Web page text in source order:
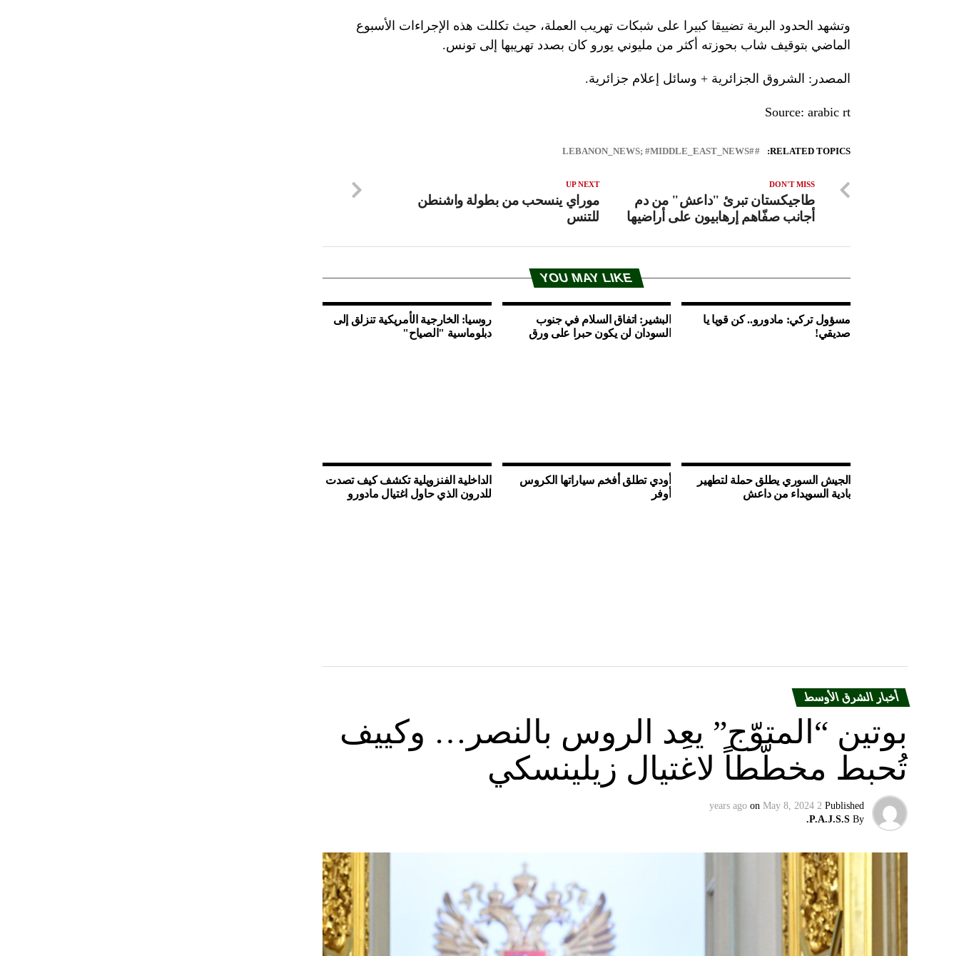
وتشهد الحدود البرية تضييقا كبيرا على شبكات تهريب العملة، حيث تكللت هذه الإجراءات الأسبوع
الماضي بتوقيف شاب بحوزته أكثر من مليوني يورو كان بصدد تهريبها إلى تونس.
المصدر: الشروق الجزائرية + وسائل إعلام جزائرية.
Source: arabic rt
RELATED TOPICS:
#LEBANON_NEWS; #MIDDLE_EAST_NEWS
UP NEXT
موراي ينسحب من بطولة واشنطن
للتنس
DON'T MISS
طاجيكستان تبرئ "داعش" من دم
أجانب صفّاهم إرهابيون على أراضيها
YOU MAY LIKE
مسؤول تركي: مادورو.. كن قويا يا
صديقي!
البشير: اتفاق السلام في جنوب
السودان لن يكون حبرا على ورق
روسيا: الخارجية الأمريكية تنزلق إلى
دبلوماسية "الصياح"
الجيش السوري يطلق حملة لتطهير
بادية السويداء من داعش
أودي تطلق أفخم سياراتها الكروس
أوفر
الداخلية الفنزويلية تكشف كيف تصدت
للدرون الذي حاول اغتيال مادورو
أخبار الشرق الأوسط
بوتين “المتوّج” يعِد الروس بالنصر… وكييف
تُحبط مخطّطاً لاغتيال زيلينسكي
Published
2 years ago
on May 8, 2024
By
P.A.J.S.S.